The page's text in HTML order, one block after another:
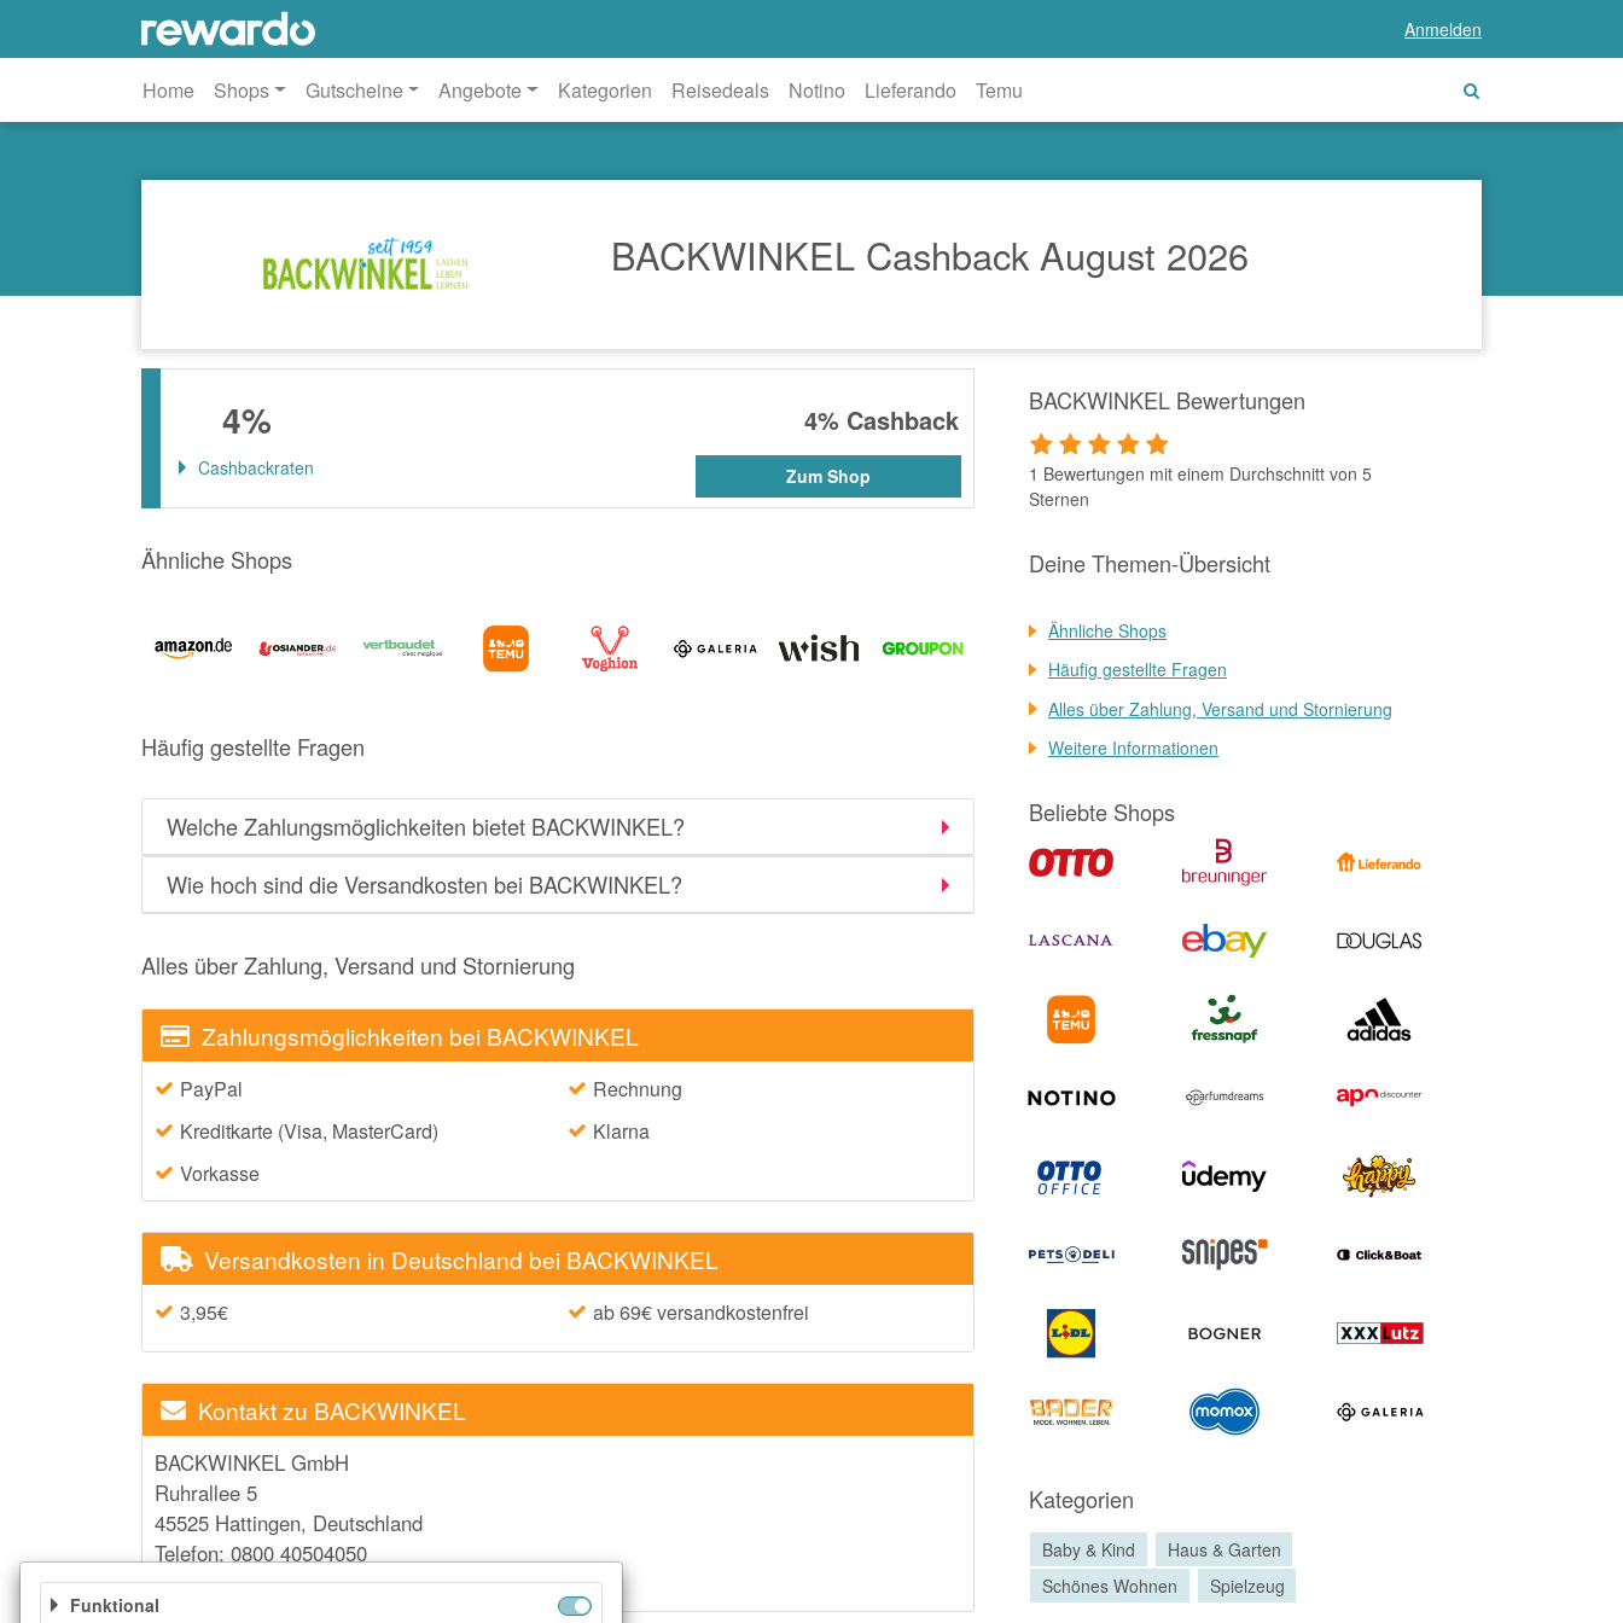
Anmelden
Home Shops Gutscheine Angebote Kategorien Reisedeals Notino Lieferando Temu
BACKWINKEL Cashback August 2026
4% 4% Cashback
Cashbackraten Zum Shop
Ähnliche Shops
Häufig gestellte Fragen
Welche Zahlungsmöglichkeiten bietet BACKWINKEL?
Wie hoch sind die Versandkosten bei BACKWINKEL?
Alles über Zahlung, Versand und Stornierung
Zahlungsmöglichkeiten bei BACKWINKEL
PayPal
Kreditkarte (Visa, MasterCard)
Vorkasse
Rechnung
Klarna
Versandkosten in Deutschland bei BACKWINKEL
3,95€ ab 69€ versandkostenfrei
Kontakt zu BACKWINKEL
BACKWINKEL GmbH
Ruhrallee 5
45525 Hattingen, Deutschland
Telefon: 0800 40504050
E-Mail: service@backwinkel.de
BACKWINKEL Bewertungen
1 Bewertungen mit einem Durchschnitt von 5
Sternen
Deine Themen-Übersicht
Ähnliche Shops
Häufig gestellte Fragen
Alles über Zahlung, Versand und Stornierung
Weitere Informationen
Beliebte Shops
Kategorien
Baby & Kind
Haus & Garten
Schönes Wohnen
Spielzeug
Funktional